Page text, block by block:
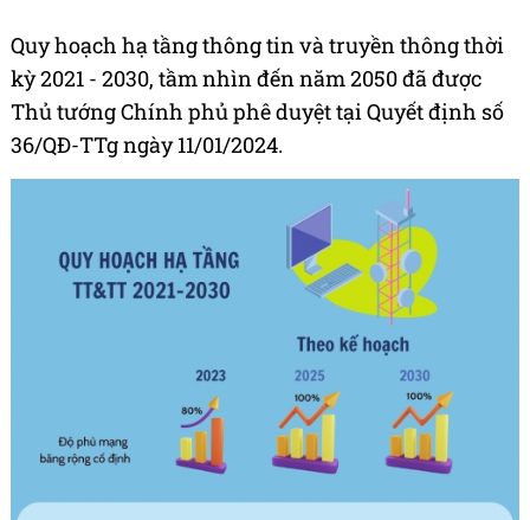
Quy hoạch hạ tầng thông tin và truyền thông thời
kỳ 2021 - 2030, tầm nhìn đến năm 2050 đã được
Thủ tướng Chính phủ phê duyệt tại Quyết định số
36/QĐ-TTg ngày 11/01/2024.